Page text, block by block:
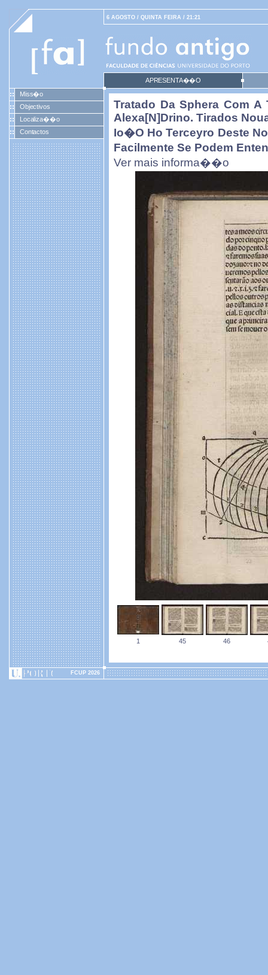
6 AGOSTO / QUINTA FEIRA / 21:21
APRESENTA��O
Miss�o
Objectivos
Localiza��o
Contactos
Tratado Da Sphera Com
Alexa[n]drino. Tirados
Io�o Ho Terceyro Deste
Facilmente Se Podem
Ver mais informa��o
1 45 46
FCUP 2026